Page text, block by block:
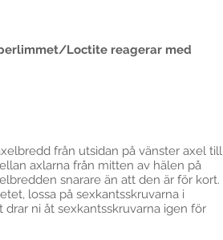
Loctite reagerar med
från utsidan på vänster axel till
axlarna från mitten av hälen på
snarare än att den är för kort.
lossa på sexkantsskruvarna i
ni åt sexkantsskruvarna igen för